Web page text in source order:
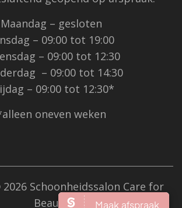
Maandag – gesloten
– 09:00 tot 19:00
– 09:00 tot 12:30
– 09:00 tot 14:30
– 09:00 tot 12:30*
oneven weken
Schoonheidssalon Care for
Beauty